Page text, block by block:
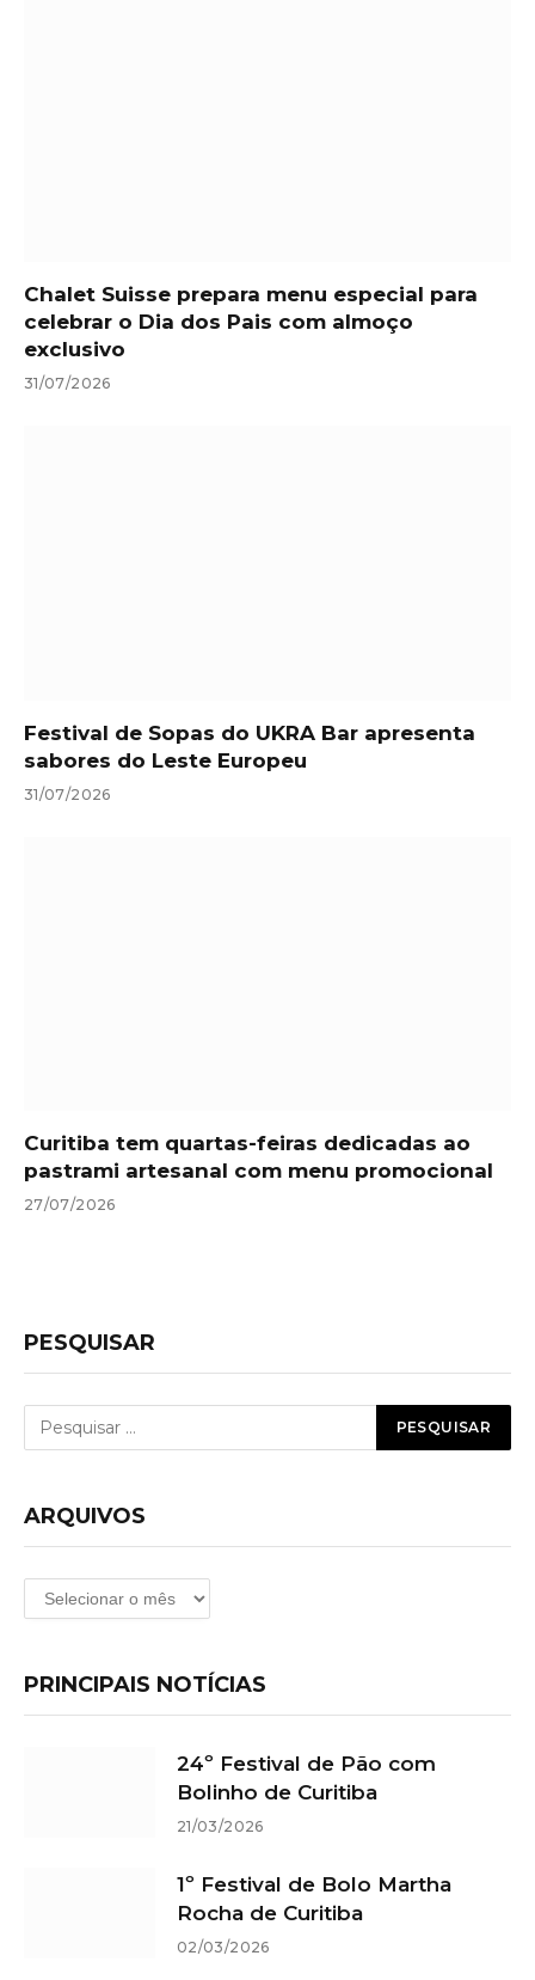
Chalet Suisse prepara menu especial para
celebrar o Dia dos Pais com almoço
exclusivo
31/07/2026
Festival de Sopas do UKRA Bar apresenta
sabores do Leste Europeu
31/07/2026
Curitiba tem quartas-feiras dedicadas ao
pastrami artesanal com menu promocional
27/07/2026
PESQUISAR
ARQUIVOS
Arquivos
PRINCIPAIS NOTÍCIAS
24º Festival de Pão com
Bolinho de Curitiba
21/03/2026
1º Festival de Bolo Martha
Rocha de Curitiba
02/03/2026